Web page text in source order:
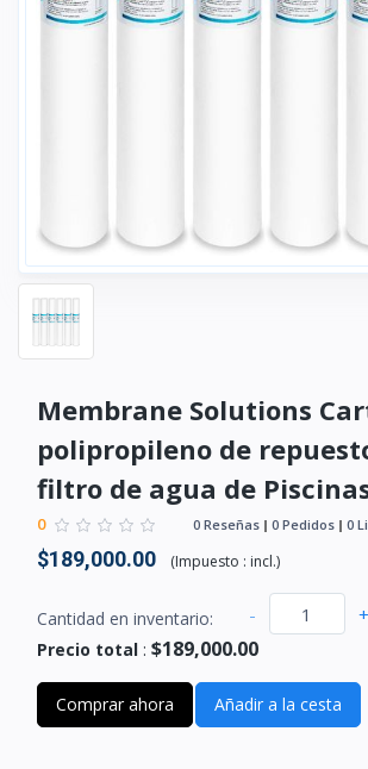
Membrane Solutions
polipropileno de
filtro de agua de
0 0 Reseñas 0 Pedidos 0
$189,000.00 (Impuesto : incl.)
Cantidad en inventario: - +
Precio total : $189,000.00
Comprar ahora Añadir a la cesta